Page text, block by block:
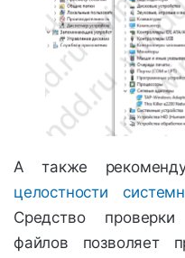
А также
целостности
Средство
файлов позволяет